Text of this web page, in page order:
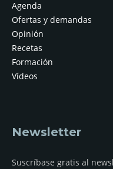
Agenda
Ofertas y demandas
Opinión
Recetas
Formación
Vídeos
Newsletter
Suscríbase gratis al